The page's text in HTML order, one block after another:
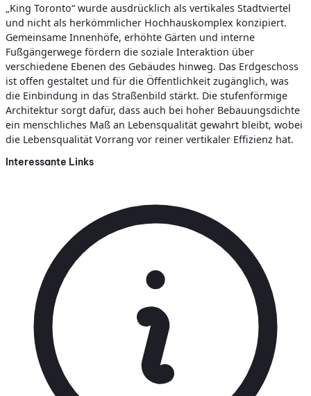
„King Toronto“ wurde ausdrücklich als vertikales Stadtviertel
und nicht als herkömmlicher Hochhauskomplex konzipiert.
Gemeinsame Innenhöfe, erhöhte Gärten und interne
Fußgängerwege fördern die soziale Interaktion über
verschiedene Ebenen des Gebäudes hinweg. Das Erdgeschoss
ist offen gestaltet und für die Öffentlichkeit zugänglich, was
die Einbindung in das Straßenbild stärkt. Die stufenförmige
Architektur sorgt dafür, dass auch bei hoher Bebauungsdichte
ein menschliches Maß an Lebensqualität gewahrt bleibt, wobei
die Lebensqualität Vorrang vor reiner vertikaler Effizienz hat.
Interessante Links